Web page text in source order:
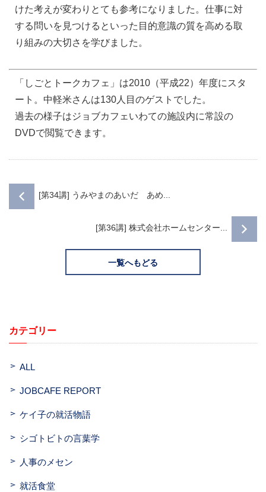
けた考えが変わりとても参考になりました。仕事に対
する問いを見つけるといった目的意識の質を高める取
り組みの大切さを学びました。
「しごとトークカフェ」は2010（平成22）年度にスタ
ート。中軽米さんは130人目のゲストでした。
過去の様子はジョブカフェいわての施設内に常設の
DVDで閲覧できます。
[第34講] うみやまのあいだ あめ...
[第36講] 株式会社ホームセンター...
一覧へもどる
カテゴリー
ALL
JOBCAFE REPORT
ケイ子の就活物語
シゴトビトの言葉学
人事のメセン
就活食堂